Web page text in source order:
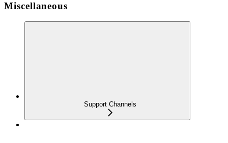
Miscellaneous
Support Channels